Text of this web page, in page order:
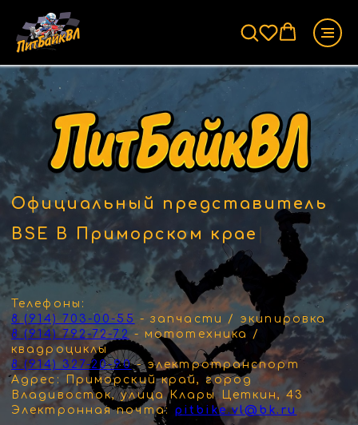
Официальный представитель
BSE В Приморском кра|
8 (914) 703-00-55
- запчасти / экипировка
8 (914) 792-72-72
- мототехника /
квадроциклы
8 (914) 327-20-90 - электротранспорт
Адрес: Приморский край, город
Владивосток, улица Клары Цеткин, 43
Электронная почта:
pitbike.vl@bk.ru
Мототехника
Электротранспорт
Квадроциклы